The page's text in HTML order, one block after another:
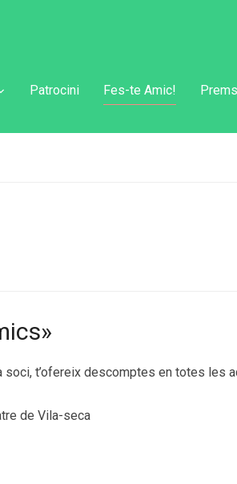
Patrocini Fes-te Amic!
t’ofereix descomptes en totes les
de Vila-seca